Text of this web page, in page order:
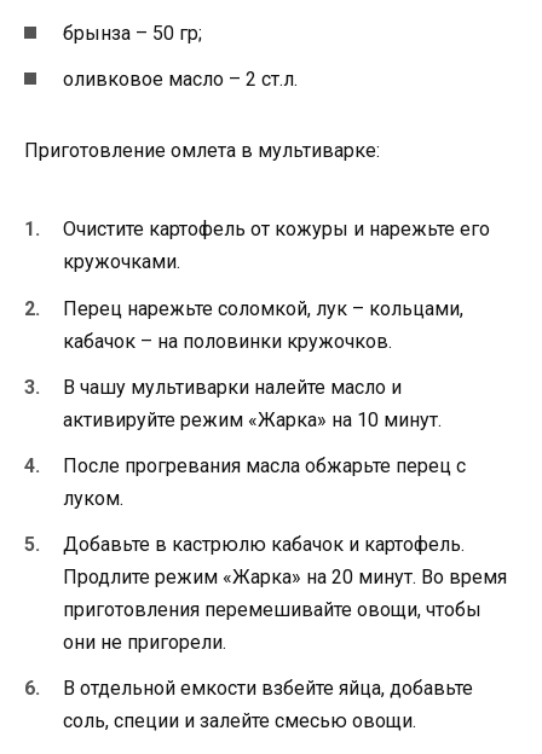
брынза – 50 гр;
оливковое масло – 2 ст.л.
Приготовление омлета в мультиварке:
Очистите картофель от кожуры и нарежьте его
кружочками.
Перец нарежьте соломкой, лук – кольцами,
кабачок – на половинки кружочков.
В чашу мультиварки налейте масло и
активируйте режим «Жарка» на 10 минут.
После прогревания масла обжарьте перец с
луком.
Добавьте в кастрюлю кабачок и картофель.
Продлите режим «Жарка» на 20 минут. Во время
приготовления перемешивайте овощи, чтобы
они не пригорели.
В отдельной емкости взбейте яйца, добавьте
соль, специи и залейте смесью овощи.